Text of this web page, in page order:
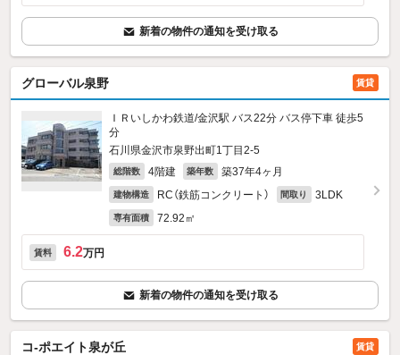
新着の物件の通知を受け取る
グローバル泉野 賃貸
ＩＲいしかわ鉄道/金沢駅 バス22分 バス停下車 徒歩5
分
石川県金沢市泉野出町1丁目2-5
総階数 4階建 築年数 築37年4ヶ月
建物構造 RC（鉄筋コンクリート） 間取り 3LDK
専有面積 72.92㎡
賃料 6.2万円
新着の物件の通知を受け取る
コ-ポエイト泉が丘 賃貸